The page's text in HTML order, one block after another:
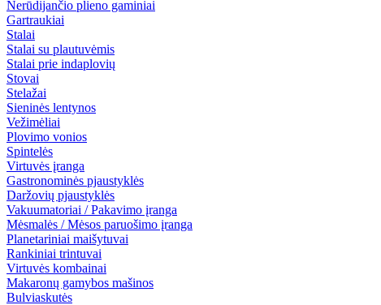
Nerūdijančio plieno gaminiai
Gartraukiai
Stalai
Stalai su plautuvėmis
Stalai prie indaplovių
Stovai
Stelažai
Sieninės lentynos
Vežimėliai
Plovimo vonios
Spintelės
Virtuvės įranga
Gastronominės pjaustyklės
Daržovių pjaustyklės
Vakuumatoriai / Pakavimo įranga
Mėsmalės / Mėsos paruošimo įranga
Planetariniai maišytuvai
Rankiniai trintuvai
Virtuvės kombainai
Makaronų gamybos mašinos
Bulviaskutės